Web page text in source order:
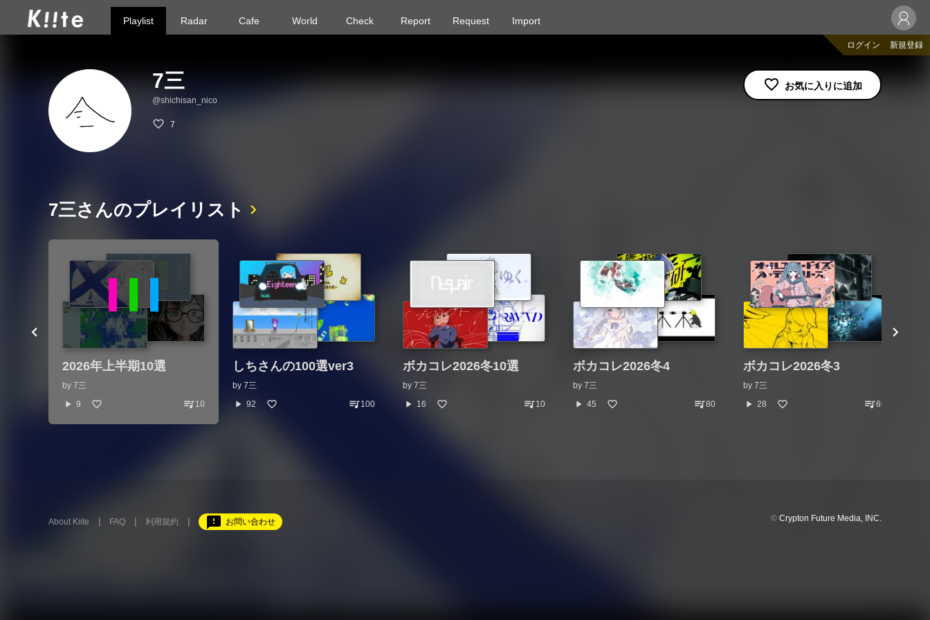
Playlist Radar Cafe World Check Report Request Import
ログイン 新規登録
7三
@shichisan_nico
7
7三さんのプレイリスト
2026年上半期10選
by 7三
play_arrow 9 queue_music10
しちさんの100選ver3
by 7三
play_arrow 92 queue_music100
ボカコレ2026冬10選
by 7三
play_arrow 16 queue_music10
ボカコレ2026冬4
by 7三
play_arrow 45 queue_music80
ボカコレ2026冬3
by 7三
play_arrow 28 queue_music69
About Kiite FAQ 利用規約 feedback お問い合わせ © Crypton Future Media, INC.